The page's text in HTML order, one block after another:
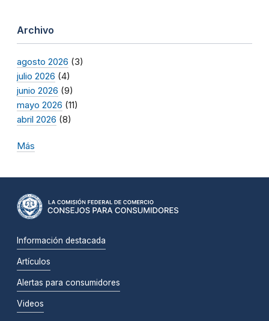
Archivo
agosto 2026 (3)
julio 2026 (4)
junio 2026 (9)
mayo 2026 (11)
abril 2026 (8)
Más
Información destacada
Artículos
Alertas para consumidores
Videos